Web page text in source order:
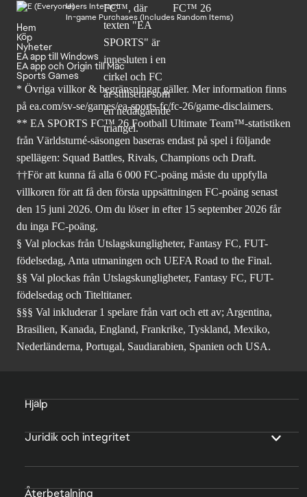
Users Interact
In-game Purchases (Includes Random Items)
Hem
Köp
Nyheter
EA app till Windows
EA app och Origin till Mac
Sports Games
* Övriga villkor & begränsningar gäller. Merinformation finns
på ea.com/sv-se/games/ea-sports-fc/fc-26/game-disclaimers.
** EA SPORTS FC™ 26 Football Ultimate Team™-statistiken
från Världsturné-säsongen baseras endast på spel i följande
spellägen: Squad Battles, Rivals, Champions och Draft.
††För att kunna få alla 6 000 FC-poäng måste du uppfylla
villkoren för att få den första uppsättningen FC-poäng senast
den 15 juni 2026. Om du löser in efter 15 september 2026 får
du inga FC-poäng.
§ Val plockas från Utslagskungligheter, Fantasy FC, FUT-
födelsedag, Anta utmaningen och UEFA Road to the Final.
§§ Val plockas från Utslagskungligheter, Fantasy FC, FUT-
födelsedag och Titeltitaner.
§§§ Val inkluderar 1 spelare från vart och ett av; Argentina,
Brasilien, Kanada, England, Frankrike, Tyskland, Mexiko,
Nederländerna, Portugal, Saudiarabien, Spanien och USA.
Hjälp
Juridik och integritet
Återbetalning